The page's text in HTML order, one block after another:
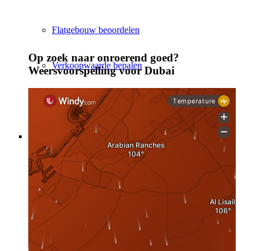
Flatgebouw beoordelen
Verkoopwaarde bepalen
Laat beoordelen
Investering
Onroerend goed
Investering in Duitsland
Op zoek naar onroerend goed?
Weersvoorspelling voor Dubai